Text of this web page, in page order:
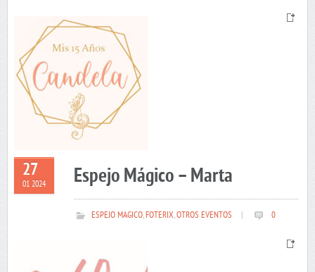
27
01 2024 Espejo Mágico – Marta
ESPEJO MAGICO,FOTERIX,OTROS EVENTOS 0